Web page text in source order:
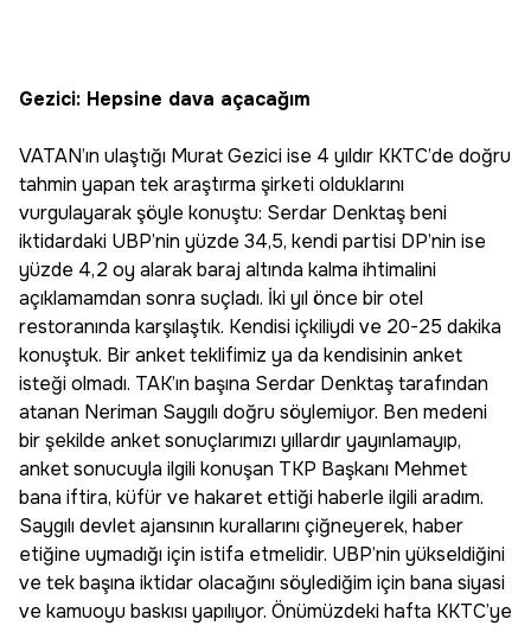
Gezici: Hepsine dava açacağım
VATAN’ın ulaştığı Murat Gezici ise 4 yıldır KKTC’de doğru
tahmin yapan tek araştırma şirketi olduklarını
vurgulayarak şöyle konuştu: Serdar Denktaş beni
iktidardaki UBP’nin yüzde 34,5, kendi partisi DP’nin ise
yüzde 4,2 oy alarak baraj altında kalma ihtimalini
açıklamamdan sonra suçladı. İki yıl önce bir otel
restoranında karşılaştık. Kendisi içkiliydi ve 20-25 dakika
konuştuk. Bir anket teklifimiz ya da kendisinin anket
isteği olmadı. TAK’ın başına Serdar Denktaş tarafından
atanan Neriman Saygılı doğru söylemiyor. Ben medeni
bir şekilde anket sonuçlarımızı yıllardır yayınlamayıp,
anket sonucuyla ilgili konuşan TKP Başkanı Mehmet
bana iftira, küfür ve hakaret ettiği haberle ilgili aradım.
Saygılı devlet ajansının kurallarını çiğneyerek, haber
etiğine uymadığı için istifa etmelidir. UBP’nin yükseldiğini
ve tek başına iktidar olacağını söylediğim için bana siyasi
ve kamuoyu baskısı yapılıyor. Önümüzdeki hafta KKTC’ye